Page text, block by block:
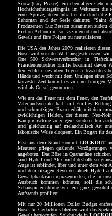
Snow (Guy Pearce), ein ehemaliger
Hochsicherheitsgefängnis im Weltraum
einer Spritze, deren Inhalt er ihr durch die
Sehorgan und der Seele dahinter.
Produzenten Luc Besson zusammen zudem
Fiction-Actionfilm so faszinierend und
Gewalt und ihre Folgen zu neutralisieren.
Die USA des Jahres 2079 realisieren
Böse wird von der Welt ausgeschlossen,
One 500 Schwerstverbrecher in
Präsidententochter Emilie bekommt davon
den Fehler eines übereifrigen Leibwächters
Hände und weckt mit dem Umlegen eines
kürzester Zeit kommt es zu einer blutigen
wird als Geisel genommen.
Wie um das Feuer mit dem Feuer, den
Vaterlandsverräter hält, mit Emilies Rettung
und schmutzigem Braun erhält mit dem
zwielichtigen Helden, der diesem Neo-
Kampfmaschine zu zeigen, sondern ihm
und gleichzeitig auf melancholisch Art
lakonische Weise eloquent. Ein Bogart für
Fast aus dem Stand kommt LOCKOUT
Meuterer pflegen quälende
angeboten. Das Böse in Quarantäne
sind Hydell und Alex nicht deshalb so
Auge ist erblindet, über und unter dem von
und dem riesigen Revolver ähnelt Hydell
Gewaltphantasien repräsentierten, die in
Ausbruch kommen könnten, soll die
Schauspielerführung wie ein ganz
Aufstands profiliert.
Mit nur 20 Millionen Dollar Budget
Böse. Im Gedächtnis bleiben wird das